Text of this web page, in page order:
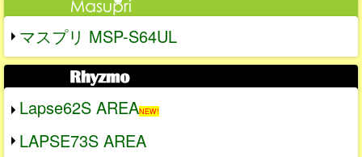
マスプリ MSP-S64UL
Lapse62S AREANEW!
LAPSE73S AREA